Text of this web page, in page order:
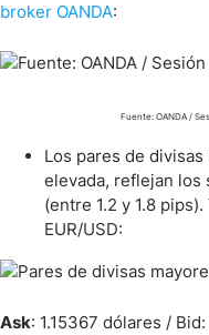
broker OANDA:
Fuente: OANDA /
Los pares de
elevada, reflejan los
(entre 1.2 y 1.8
EUR/USD:
Ask: 1.15367 dólares /